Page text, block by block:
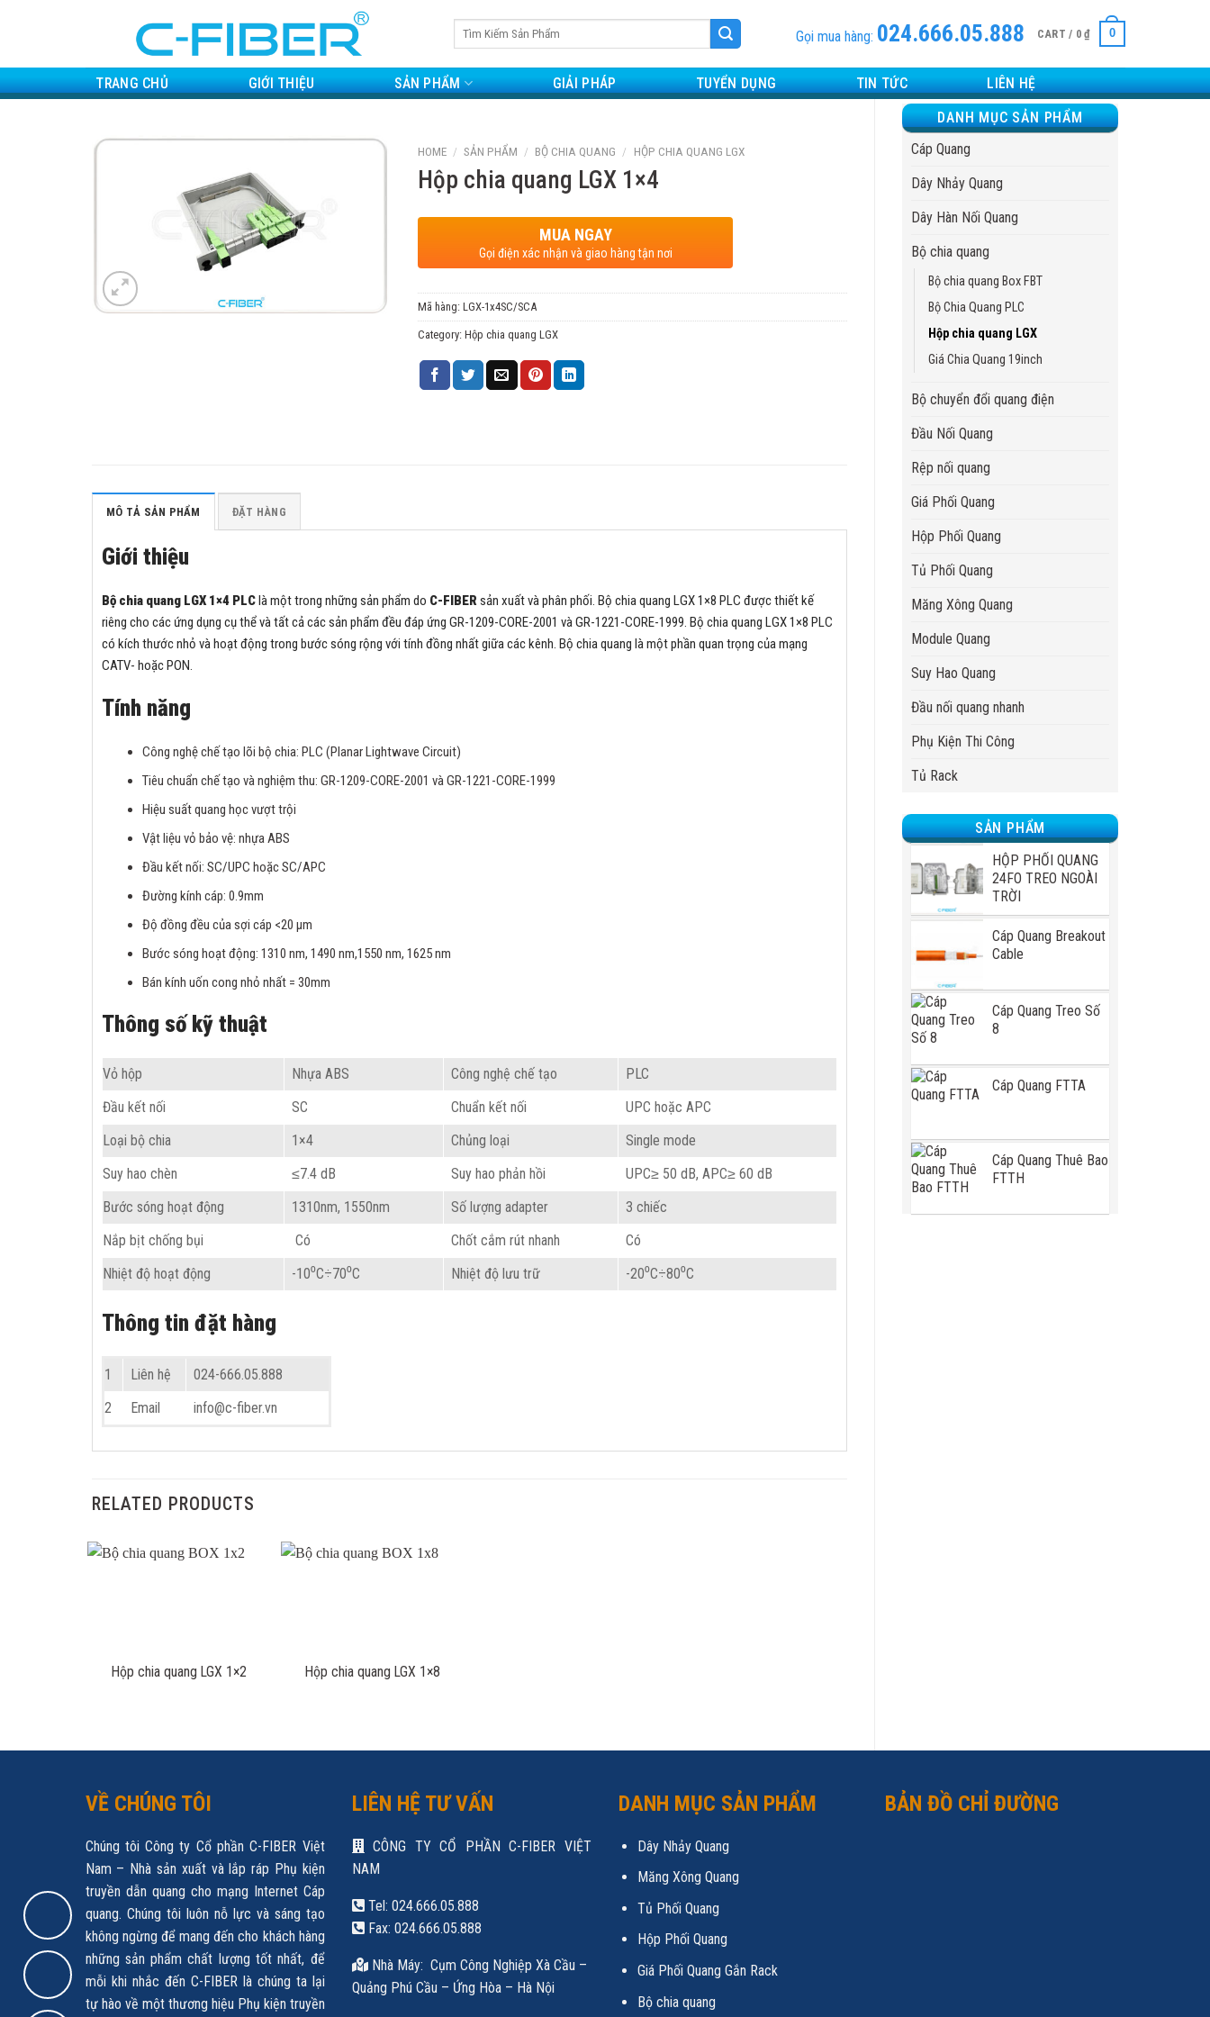
Search
Gọi mua hàng: 024.666.05.888 CART / 0₫ 0
TRANG CHỦ GIỚI THIỆU SẢN PHẨM GIẢI PHÁP TUYỂN DỤNG TIN TỨC LIÊN HỆ
DANH MỤC SẢN PHẨM
Cáp Quang
Dây Nhảy Quang
Dây Hàn Nối Quang
Bộ chia quang
Bộ chia quang Box FBT
Bộ Chia Quang PLC
Hộp chia quang LGX
Giá Chia Quang 19inch
Bộ chuyển đổi quang điện
Đầu Nối Quang
Rệp nối quang
Giá Phối Quang
Hộp Phối Quang
Tủ Phối Quang
Măng Xông Quang
Module Quang
Suy Hao Quang
Đầu nối quang nhanh
Phụ Kiện Thi Công
Tủ Rack
SẢN PHẨM
HỘP PHỐI QUANG
24FO TREO NGOÀI
TRỜI
Cáp Quang Breakout
Cable
Cáp Quang Treo Số
8
Cáp Quang FTTA
Cáp Quang Thuê Bao
FTTH
HOME / SẢN PHẨM / BỘ CHIA QUANG / HỘP CHIA QUANG LGX
Hộp chia quang LGX 1×4
MUA NGAY
Gọi điện xác nhận và giao hàng tận nơi
Mã hàng:LGX-1x4SC/SCA
Category:Hộp chia quang LGX
MÔ TẢ SẢN PHẨM ĐẶT HÀNG
Giới thiệu
Bộ chia quang LGX 1×4 PLC là một trong những sản phẩm do C-FIBER sản xuất và phân phối. Bộ chia quang LGX 1×8 PLC được thiết kế
riêng cho các ứng dụng cụ thể và tất cả các sản phẩm đều đáp ứng GR-1209-CORE-2001 và GR-1221-CORE-1999. Bộ chia quang LGX 1×8 PLC
có kích thước nhỏ và hoạt động trong bước sóng rộng với tính đồng nhất giữa các kênh. Bộ chia quang là một phần quan trọng của mạng
CATV- hoặc PON.
Tính năng
Công nghệ chế tạo lõi bộ chia: PLC (Planar Lightwave Circuit)
Tiêu chuẩn chế tạo và nghiệm thu: GR-1209-CORE-2001 và GR-1221-CORE-1999
Hiệu suất quang học vượt trội
Vật liệu vỏ bảo vệ: nhựa ABS
Đầu kết nối: SC/UPC hoặc SC/APC
Đường kính cáp: 0.9mm
Độ đồng đều của sợi cáp <20 µm
Bước sóng hoạt động: 1310 nm, 1490 nm,1550 nm, 1625 nm
Bán kính uốn cong nhỏ nhất = 30mm
Thông số kỹ thuật
Vỏ hộp Nhựa ABS Công nghệ chế tạo
PLC
Đầu kết nối
SC Chuẩn kết nối
UPC hoặc APC
Loại bộ chia
1×4 Chủng loại
Single mode
Suy hao chèn
≤7.4 dB Suy hao phản hồi
UPC≥ 50 dB, APC≥ 60 dB
Bước sóng hoạt động
1310nm, 1550nm Số lượng adapter
3 chiếc
Nắp bịt chống bụi
Có Chốt cắm rút nhanh
Có
Nhiệt độ hoạt động
-10⁰C÷70⁰C Nhiệt độ lưu trữ -20⁰C÷80⁰C
Thông tin đặt hàng
1 Liên hệ
024-666.05.888
2
Email info@c-fiber.vn
RELATED PRODUCTS
Hộp chia quang LGX 1×2 Hộp chia quang LGX 1×8
VỀ CHÚNG TÔI
Chúng tôi Công ty Cổ phần C-FIBER Việt
Nam – Nhà sản xuất và lắp ráp Phụ kiện
truyền dẫn quang cho mạng Internet Cáp
quang. Chúng tôi luôn nỗ lực và sáng tạo
không ngừng để mang đến cho khách hàng
những sản phẩm chất lượng tốt nhất, để
mỗi khi nhắc đến C-FIBER là chúng ta lại
tự hào về một thương hiệu Phụ kiện truyền
LIÊN HỆ TƯ VẤN
CÔNG TY CỔ PHẦN C-FIBER VIỆT
NAM
Tel: 024.666.05.888
Fax: 024.666.05.888
Nhà Máy: Cụm Công Nghiệp Xà Cầu –
Quảng Phú Cầu – Ứng Hòa – Hà Nội
DANH MỤC SẢN PHẨM
Dây Nhảy Quang
Măng Xông Quang
Tủ Phối Quang
Hộp Phối Quang
Giá Phối Quang Gắn Rack
Bộ chia quang
BẢN ĐỒ CHỈ ĐƯỜNG